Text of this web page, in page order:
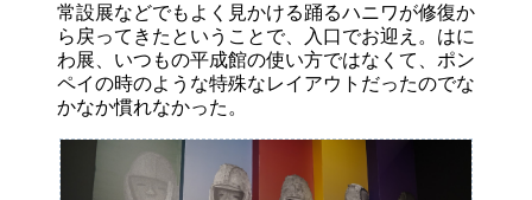
常設展などでもよく見かける踊るハニワが修復か
ら戻ってきたということで、入口でお迎え。はに
わ展、いつもの平成館の使い方ではなくて、ポン
ペイの時のような特殊なレイアウトだったのでな
かなか慣れなかった。